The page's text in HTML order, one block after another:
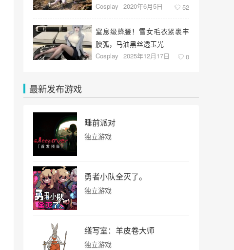
Cosplay 2020年6月5日 52
窒息级蜂腰！雪女毛衣紧裹丰
腴弧，马油黑丝透玉光
Cosplay 2025年12月17日 0
最新发布游戏
睡前派对
独立游戏
勇者小队全灭了。
独立游戏
缮写室：羊皮卷大师
独立游戏